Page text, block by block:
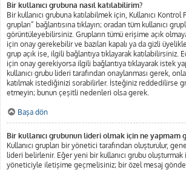
Bir kullanıcı grubuna nasıl katılabilirim?
Bir kullanıcı grubuna katılabilmek için, Kullanıcı Kontrol
grupları” bağlantısına tıklayın; oradan tüm kullanıcı
görüntüleyebilirsiniz. Grupların tümü erişime açık
için onay gerekebilir ve bazıları kapalı ya da gizli
grup açık ise, ilgili bağlantıya tıklayarak katılabilirsiniz.
için onay gerekiyorsa ilgili bağlantıya tıklayarak istek
kullanıcı grubu lideri tarafından onaylanması gerek,
katılmak istediğinizi sorabilirler. İsteğiniz reddedilirse
etmeyin; bunun çeşitli nedenleri olsa gerek.
Başa dön
Bir kullanıcı grubunun lideri olmak için ne yapmam
Kullanıcı grupları bir yönetici tarafından oluşturulur,
lideri belirlenir. Eğer yeni bir kullanıcı grubu
yöneticiyle iletişime geçmelisiniz; bir özel mesaj